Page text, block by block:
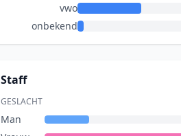
vwo
onbekend
Staff
GESLACHT
Man